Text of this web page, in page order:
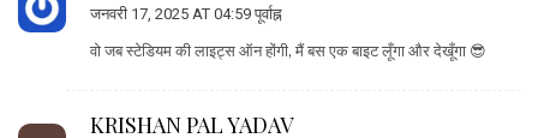
जनवरी 17, 2025 AT 04:59 पूर्वाह्न
वो जब स्टेडियम की लाइट्स ऑन होंगी, मैं बस एक बाइट लूँगा और देखूँगा 😎
KRISHAN PAL YADAV